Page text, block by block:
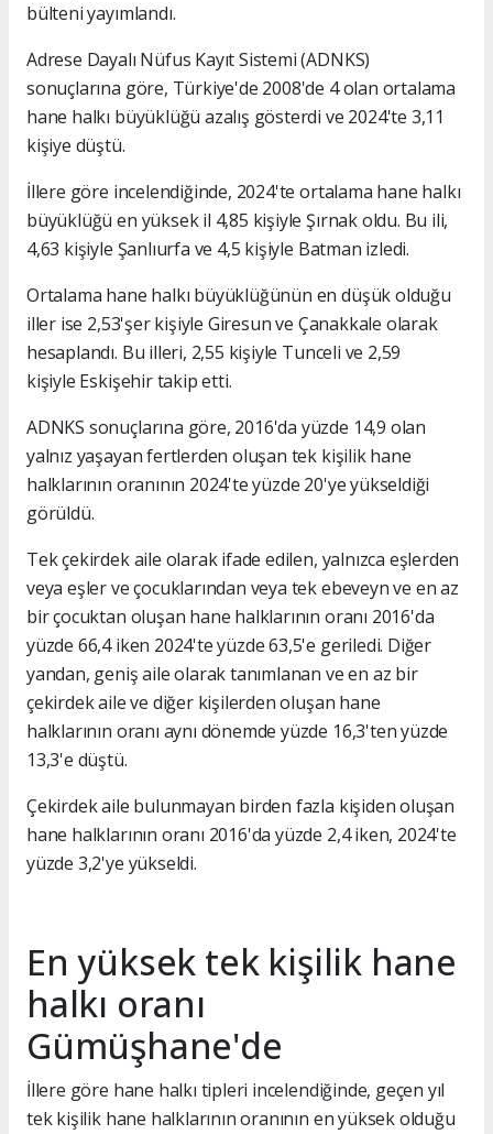
bülteni yayımlandı.
Adrese Dayalı Nüfus Kayıt Sistemi (ADNKS)
sonuçlarına göre, Türkiye'de 2008'de 4 olan ortalama
hane halkı büyüklüğü azalış gösterdi ve 2024'te 3,11
kişiye düştü.
İllere göre incelendiğinde, 2024'te ortalama hane halkı
büyüklüğü en yüksek il 4,85 kişiyle Şırnak oldu. Bu ili,
4,63 kişiyle Şanlıurfa ve 4,5 kişiyle Batman izledi.
Ortalama hane halkı büyüklüğünün en düşük olduğu
iller ise 2,53'şer kişiyle Giresun ve Çanakkale olarak
hesaplandı. Bu illeri, 2,55 kişiyle Tunceli ve 2,59
kişiyle Eskişehir takip etti.
ADNKS sonuçlarına göre, 2016'da yüzde 14,9 olan
yalnız yaşayan fertlerden oluşan tek kişilik hane
halklarının oranının 2024'te yüzde 20'ye yükseldiği
görüldü.
Tek çekirdek aile olarak ifade edilen, yalnızca eşlerden
veya eşler ve çocuklarından veya tek ebeveyn ve en az
bir çocuktan oluşan hane halklarının oranı 2016'da
yüzde 66,4 iken 2024'te yüzde 63,5'e geriledi. Diğer
yandan, geniş aile olarak tanımlanan ve en az bir
çekirdek aile ve diğer kişilerden oluşan hane
halklarının oranı aynı dönemde yüzde 16,3'ten yüzde
13,3'e düştü.
Çekirdek aile bulunmayan birden fazla kişiden oluşan
hane halklarının oranı 2016'da yüzde 2,4 iken, 2024'te
yüzde 3,2'ye yükseldi.
En yüksek tek kişilik hane
halkı oranı
Gümüşhane'de
İllere göre hane halkı tipleri incelendiğinde, geçen yıl
tek kişilik hane halklarının oranının en yüksek olduğu